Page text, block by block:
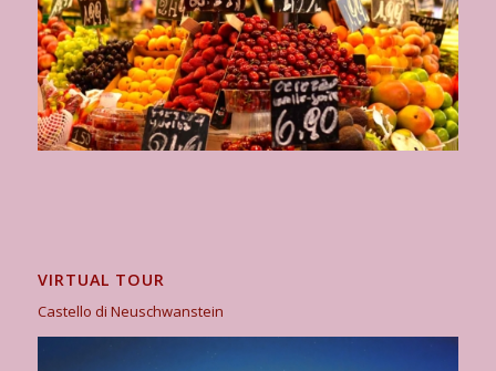
VIRTUAL TOUR
Castello di Neuschwanstein